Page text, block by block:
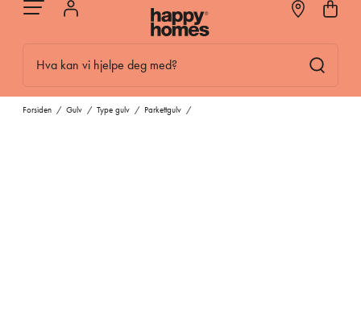
Hva kan vi hjelpe deg med?
Forsiden / Gulv / Type gulv / Parkettgulv /